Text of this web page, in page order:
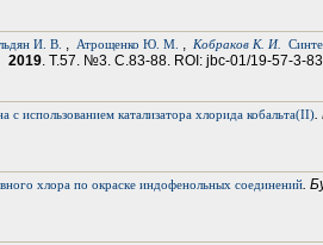
И. В. , Атрощенко Ю. М. , Кобраков К. И.
2019. Т.57. №3. С.83-88. ROI: jbc-01/19-57-3-83
с использованием катализатора хлорида кобальта(II).
хлора по окраске индофенольных соединений.